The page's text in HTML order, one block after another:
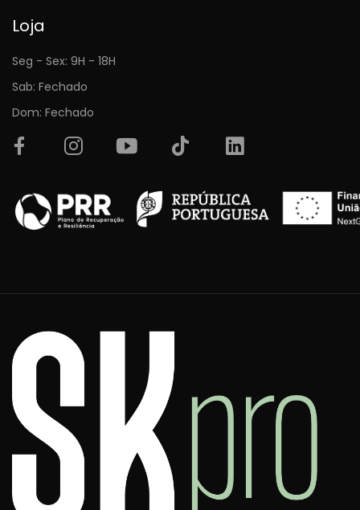
Loja
Seg - Sex: 9H - 18H
Sab: Fechado
Dom: Fechado